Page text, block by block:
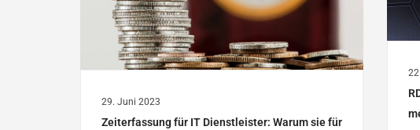
29. Juni 2023
Zeiterfassung für IT Dienstleister: Warum sie für